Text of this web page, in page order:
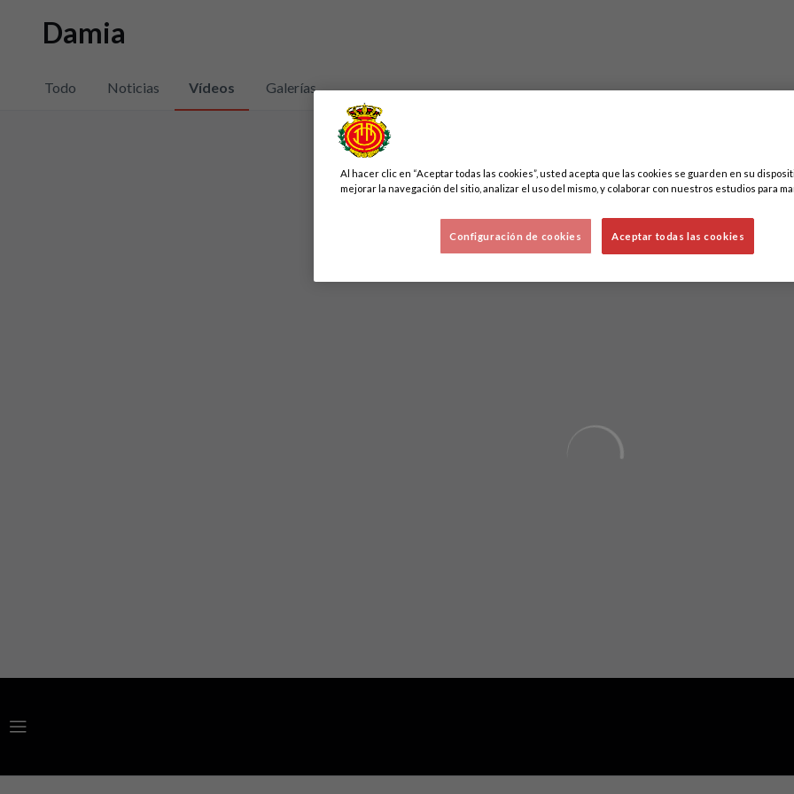
Damia
Todo Noticias Vídeos Galerías
Lo sentimos, no hemos encontrado nada.
Al hacer clic en “Aceptar todas las cookies”, usted acepta que las cookies se guarden en su
mejorar la navegación del sitio, analizar el uso del mismo, y colaborar con nuestros estudios para
Aceptar todas las cookies
Configuración de cookies